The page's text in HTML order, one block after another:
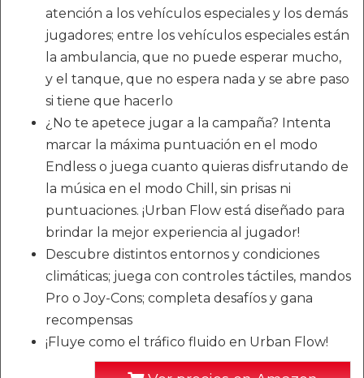
atención a los vehículos especiales y los demás
jugadores; entre los vehículos especiales están
la ambulancia, que no puede esperar mucho,
y el tanque, que no espera nada y se abre paso
si tiene que hacerlo
¿No te apetece jugar a la campaña? Intenta
marcar la máxima puntuación en el modo
Endless o juega cuanto quieras disfrutando de
la música en el modo Chill, sin prisas ni
puntuaciones. ¡Urban Flow está diseñado para
brindar la mejor experiencia al jugador!
Descubre distintos entornos y condiciones
climáticas; juega con controles táctiles, mandos
Pro o Joy-Cons; completa desafíos y gana
recompensas
¡Fluye como el tráfico fluido en Urban Flow!